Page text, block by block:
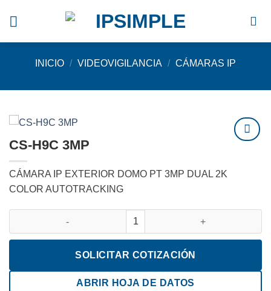
INICIO / VIDEOVIGILANCIA / CÁMARAS IP
favoritos
CS-H9C 3MP
CÁMARA IP EXTERIOR DOMO PT 3MP DUAL 2K
COLOR AUTOTRACKING
SOLICITAR COTIZACIÓN
ABRIR HOJA DE DATOS